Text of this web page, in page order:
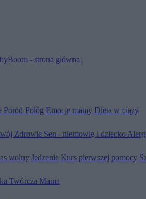
- strona główna
Poród Połóg Emocje mamy Dieta w ciąży
Zdrowie Sen - niemowlę i dziecko
wolny Jedzenie Kurs pierwszej pomocy
Twórcza Mama